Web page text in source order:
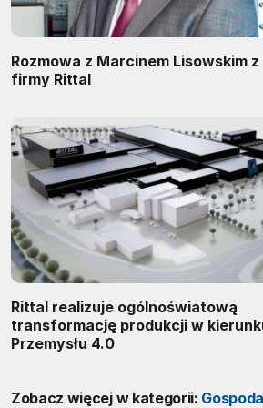
Rozmowa z Marcinem Lisowskim z
firmy Rittal
Rittal realizuje ogólnoświatową
transformację produkcji w
Przemysłu 4.0
Zobacz więcej w kategorii: